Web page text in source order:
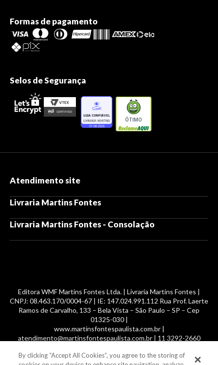
Formas de pagamento
Selos de Segurança
ÓTIMO
Atendimento site
Livraria Martins Fontes
Livraria Martins Fontes - Consolação
Editora WMF Martins Fontes Ltda. | Livraria Martins Fontes |
CNPJ: 08.463.170/0004-67 | IE: 147.024.991.112 Rua Prof. Laerte
Ramos de Carvalho, 133 – Bela Vista – São Paulo – SP – Cep
01325-030 |
www.martinsfontespaulista.com.br |
atendimento@martinsfontespaulista.com.br | 11 3292-2660
© 2014 -2026, MartinsFontes livros nacionais e importados,
By clicking “Accept All Cookies”, you agree to the storing of